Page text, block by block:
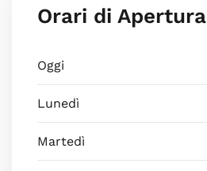
Orari di Apertura
Oggi
Lunedì
Martedì